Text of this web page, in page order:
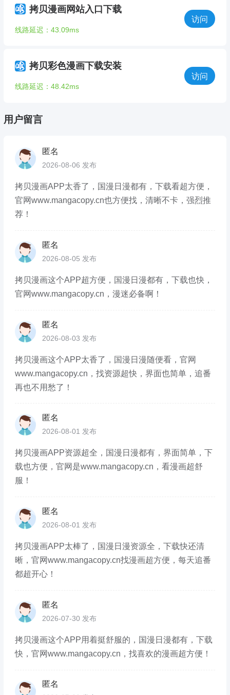
拷贝漫画网站入口下载
线路延迟：43.09ms
访问
拷贝彩色漫画下载安装
线路延迟：48.42ms
访问
用户留言
匿名
2026-08-06 发布
拷贝漫画APP太香了，国漫日漫都有，下载看超方便，
官网www.mangacopy.cn也方便找，清晰不卡，强烈推
荐！
匿名
2026-08-05 发布
拷贝漫画这个APP超方便，国漫日漫都有，下载也快，
官网www.mangacopy.cn，漫迷必备啊！
匿名
2026-08-03 发布
拷贝漫画这个APP太香了，国漫日漫随便看，官网
www.mangacopy.cn，找资源超快，界面也简单，追番
再也不用愁了！
匿名
2026-08-01 发布
拷贝漫画APP资源超全，国漫日漫都有，界面简单，下
载也方便，官网是www.mangacopy.cn，看漫画超舒
服！
匿名
2026-08-01 发布
拷贝漫画APP太棒了，国漫日漫资源全，下载快还清
晰，官网www.mangacopy.cn找漫画超方便，每天追番
都超开心！
匿名
2026-07-30 发布
拷贝漫画这个APP用着挺舒服的，国漫日漫都有，下载
快，官网www.mangacopy.cn，找喜欢的漫画超方便！
匿名